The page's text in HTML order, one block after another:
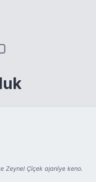
Zeynel Çîçek ajanîye keno.